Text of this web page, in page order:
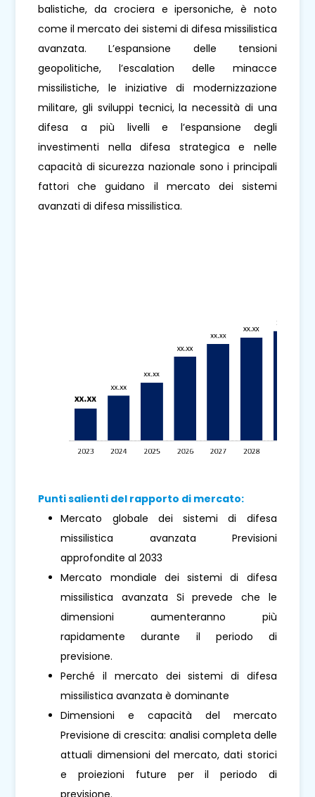
balistiche, da crociera e ipersoniche, è noto
come il mercato dei sistemi di difesa missilistica
avanzata. L’espansione delle tensioni
geopolitiche, l’escalation delle minacce
missilistiche, le iniziative di modernizzazione
militare, gli sviluppi tecnici, la necessità di una
difesa a più livelli e l’espansione degli
investimenti nella difesa strategica e nelle
capacità di sicurezza nazionale sono i principali
fattori che guidano il mercato dei sistemi
avanzati di difesa missilistica.
Punti salienti del rapporto di mercato:
Mercato globale dei sistemi di difesa
missilistica avanzata Previsioni
approfondite al 2033
Mercato mondiale dei sistemi di difesa
missilistica avanzata Si prevede che le
dimensioni aumenteranno più
rapidamente durante il periodo di
previsione.
Perché il mercato dei sistemi di difesa
missilistica avanzata è dominante
Dimensioni e capacità del mercato
Previsione di crescita: analisi completa delle
attuali dimensioni del mercato, dati storici
e proiezioni future per il periodo di